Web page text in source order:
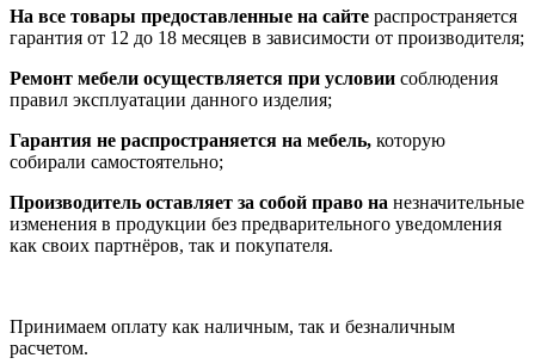
На все товары предоставленные на сайте распространяется
гарантия от 12 до 18 месяцев в зависимости от производителя;
Ремонт мебели осуществляется при условии соблюдения
правил эксплуатации данного изделия;
Гарантия не распространяется на мебель, которую
собирали самостоятельно;
Производитель оставляет за собой право на незначительные
изменения в продукции без предварительного уведомления
как своих партнёров, так и покупателя.
Принимаем оплату как наличным, так и безналичным
расчетом.